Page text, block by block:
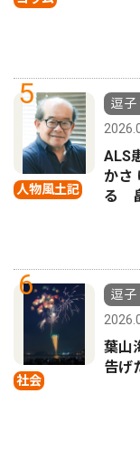
5
人物風土記
逗子
ALS
かさ
る
6
社会
逗子
葉山
告げ